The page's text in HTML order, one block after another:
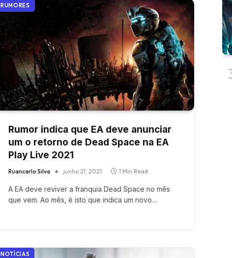
RUMORES
Rumor indica que EA deve anunciar
um o retorno de Dead Space na EA
Play Live 2021
Ruancarlo Silva junho 21, 2021 1 Min Read
A EA deve reviver a franquia Dead Space no mês
que vem. Ao mês, é isto que indica um novo…
NOTÍCIAS